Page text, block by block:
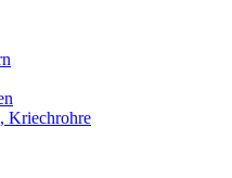
Kriechrohre